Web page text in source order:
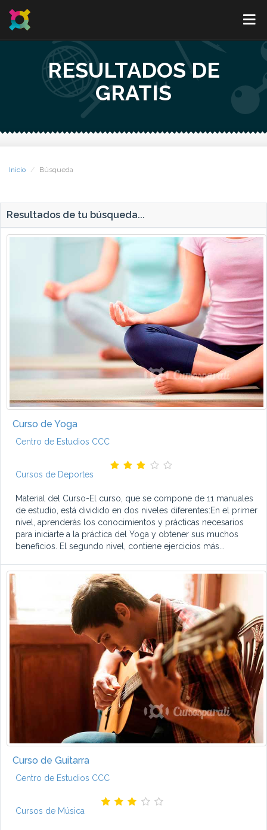
RESULTADOS DE
GRATIS
Inicio Búsqueda
Resultados de tu búsqueda...
Curso de Yoga
Centro de Estudios CCC
Cursos de Deportes
Material del Curso-El curso, que se compone de 11 manuales
de estudio, está dividido en dos niveles diferentes:En el primer
nivel, aprenderás los conocimientos y prácticas necesarios
para iniciarte a la práctica del Yoga y obtener sus muchos
beneficios. El segundo nivel, contiene ejercicios más...
Curso de Guitarra
Centro de Estudios CCC
Cursos de Música